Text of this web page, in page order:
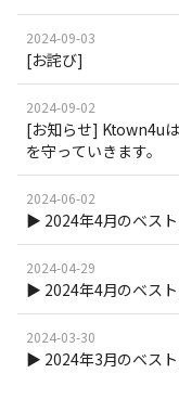
2024-09-03
[お詫び]
2024-09-02
[お知らせ] Ktown4u
を守っていきます。
2024-06-02
▶ 2024年4月のベス
2024-04-29
▶ 2024年4月のベス
2024-03-30
▶ 2024年3月のベス